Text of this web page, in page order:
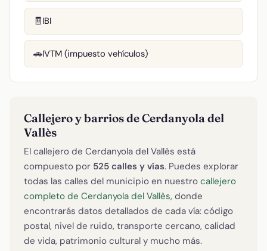
🧾IBI
🚗IVTM (impuesto vehículos)
Callejero y barrios de Cerdanyola del
Vallès
El callejero de Cerdanyola del Vallès está
compuesto por 525 calles y vías. Puedes explorar
todas las calles del municipio en nuestro callejero
completo de Cerdanyola del Vallès, donde
encontrarás datos detallados de cada vía: código
postal, nivel de ruido, transporte cercano, calidad
de vida, patrimonio cultural y mucho más.